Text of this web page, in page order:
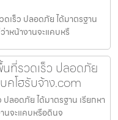
เร็ว ปลอดภัย ได้มาตรฐาน
าหน้างานจะแคบหรื
ที่รวดเร็ว ปลอดภัย
คโฮรับจ้าง.com
ลอดภัย ได้มาตรฐาน เรียกหา
นจะแคบหรือดินจ